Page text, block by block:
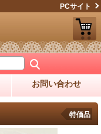
PCサイト
お問い合わせ
特価品